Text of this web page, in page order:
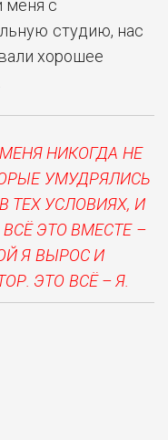
меня с
студию, нас
хорошее
НИКОГДА НЕ
УМУДРЯЛИСЬ
ТЕХ УСЛОВИЯХ, И
ЭТО ВМЕСТЕ –
Я ВЫРОС И
ЭТО ВСЁ – Я.